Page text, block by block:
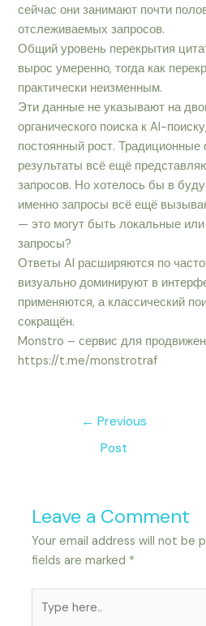
сейчас они занимают почти
отслеживаемых запросов.
Общий уровень перекрытия
вырос умеренно, тогда как
практически неизменным.
Эти данные не указывают на
органического поиска к AI-
постоянный рост. Традиционные
результаты всё ещё
запросов. Но хотелось бы в
именно запросы всё ещё
— это могут быть локальные
запросы?
Ответы AI расширяются по
визуально доминируют в
применяются, а классический
сокращён.
Monstro – сервис для
https://t.me/monstrotraf
← Previous
Post
Leave a Comment
Your email address will not be
fields are marked *
here..